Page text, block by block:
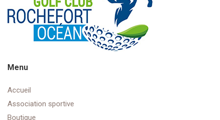
Menu
Accueil
Association sportive
Boutique